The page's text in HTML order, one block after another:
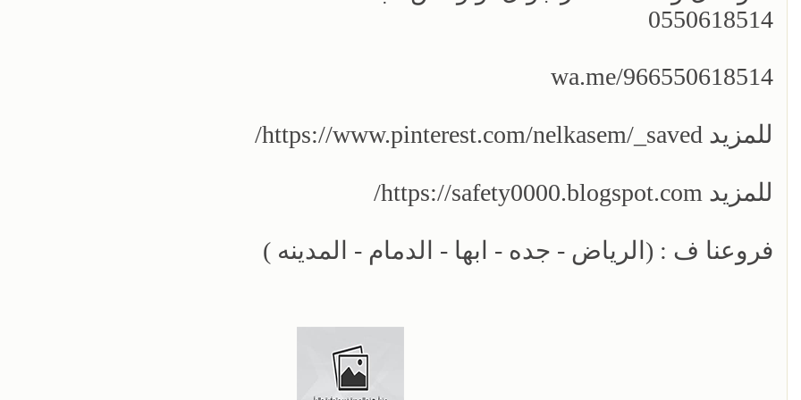
0550618514
wa.me/966550618514
للمزيد https://www.pinterest.com/nelkasem/_saved/
للمزيد https://safety0000.blogspot.com/
فروعنا ف : (الرياض - جده - ابها - الدمام - المدينه )